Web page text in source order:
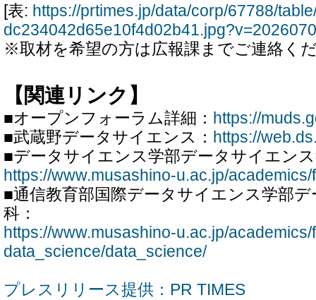
[表: https://prtimes.jp/data/corp/67788/
※取材を希望の方は広報課までご連絡く
【関連リンク】
■オープンフォーラム詳細： https://
■武蔵野データサイエンス： https://
■データサイエンス学部データサイエン
https://www.musashino-u.ac.jp/
■通信教育部国際データサイエンス学部
科：
https://www.musashino-u.ac.jp/
data_science/data_science/
プレスリリース提供：PR TIMES